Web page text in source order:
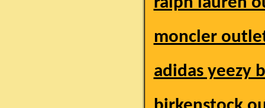
moncler
adidas yeezy